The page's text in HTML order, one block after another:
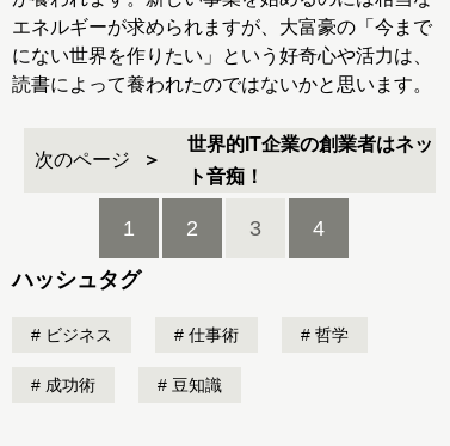
エネルギーが求められますが、大富豪の「今まで
にない世界を作りたい」という好奇心や活力は、
読書によって養われたのではないかと思います。
次のページ
世界的IT企業の創業者はネッ
ト音痴！
1 2 3 4
ハッシュタグ
ビジネス 仕事術 哲学
成功術 豆知識